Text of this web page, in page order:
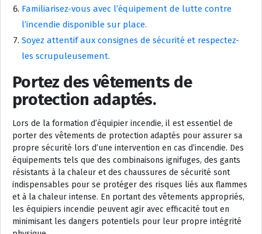
Familiarisez-vous avec l’équipement de lutte contre
l’incendie disponible sur place.
Soyez attentif aux consignes de sécurité et respectez-
les scrupuleusement.
Portez des vêtements de
protection adaptés.
Lors de la formation d’équipier incendie, il est essentiel de
porter des vêtements de protection adaptés pour assurer sa
propre sécurité lors d’une intervention en cas d’incendie. Des
équipements tels que des combinaisons ignifuges, des gants
résistants à la chaleur et des chaussures de sécurité sont
indispensables pour se protéger des risques liés aux flammes
et à la chaleur intense. En portant des vêtements appropriés,
les équipiers incendie peuvent agir avec efficacité tout en
minimisant les dangers potentiels pour leur propre intégrité